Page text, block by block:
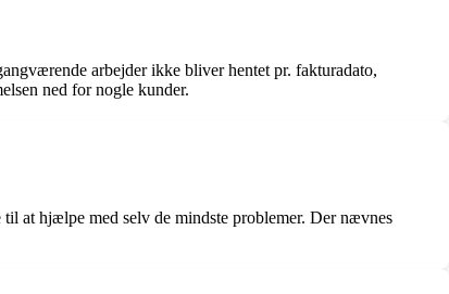
arbejder ikke bliver hentet pr. fakturadato,
ned for nogle kunder.
at hjælpe med selv de mindste problemer. Der nævnes